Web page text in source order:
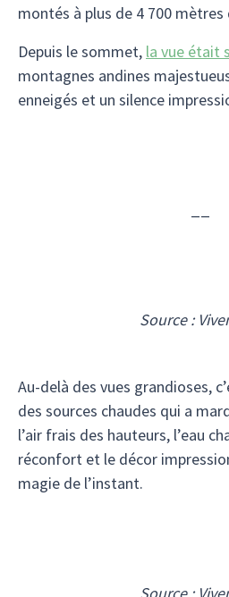
montés à plus de 4 700 mètres
Depuis le sommet, la vue était
montagnes andines
enneigés et un silence
Source :
Au-delà des vues grandioses,
des sources chaudes qui a
l’air frais des hauteurs, l’eau
réconfort et le décor
magie de l’instant.